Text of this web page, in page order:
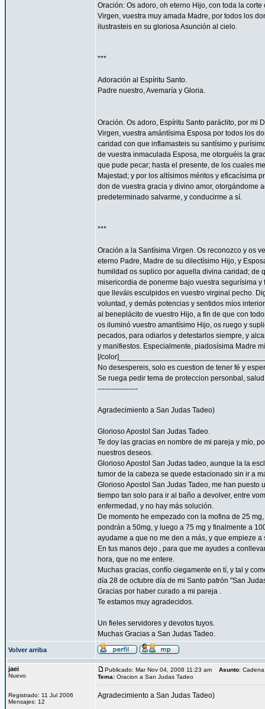
Oración: Os adoro, oh eterno Hijo, con toda la
Virgen, vuestra muy amada Madre, por todos los
ilustrasteis en su gloriosa Asunción al cielo.
***
Adoración al Espíritu Santo.
Padre nuestro, Avemaría y Gloria.
Oración. Os adoro, Espíritu Santo paráclito, por mi
Virgen, vuestra amántísima Esposa por todos los
caridad con que inflamasteis su santísimo y
de vuestra inmaculada Esposa, me otorguéis la
que pude pecar; hasta el presente, de los cuales
Majestad; y por los altísimos méritos y eficacísima
don de vuestra gracia y divino amor, otorgándome
predeterminado salvarme, y conducirme a sí.
***
Oración a la Santísima Virgen. Os reconozco y os
eterno Padre, Madre de su dilectísimo Hijo, y
humildad os suplico por aquella divina caridad; de
misericordia de ponerme bajo vuestra segurísima
que lleváis esculpidos en vuestro virginal pecho.
voluntad, y demás potencias y sentidos míos
al beneplácito de vuestro Hijo, a fin de que con
os iluminó vuestro amantísimo Hijo, os ruego y
pecados, para odiarlos y detestarlos siempre, y
y manifiestos. Especialmente, piadosísima Madre
[/
No desespereis, solo es cuestion de tener fé y
Se ruega pedir tema de proteccion personbal,
-----------------
Agradecimiento a San Judas Tadeo)
Glorioso Apostol San Judas Tadeo.
Te doy las gracias en nombre de mi pareja y mío,
nuestros deseos.
Glorioso Apostol San Judas tadeo, aunque la la
tumor de la cabeza se quede estacionado sin ir a
Glorioso Apostol San Judas Tadeo, me han
tiempo tan solo para ir al baño a devolver, entre
enfermedad, y no hay más solución.
De momento he empezado con la mofina de 25
pondrán a 50mg, y luego a 75 mg y finalmente a
ayudame a que no me den a más, y que empieze
En tus manos dejo , para que me ayudes a
hora, que no me entere.
Muchas gracias, confío ciegamente en tí, y tal y
día 28 de octubre día de mi Santo patrón "San
Gracias por haber curado a mi pareja .
Te estamos muy agradecidos.
Un fieles servidores y devotos tuyos.
Muchas Gracias a San Judas Tadeo.
Volver arriba
jaei
Nuevo
Registrado: 11 Jul 2006
Mensajes: 12
Publicado: Mar Nov 04, 2008 11:23 am Asunto:
Tema: Oracion a San Judas Tadeo
Agradecimiento a San Judas Tadeo)